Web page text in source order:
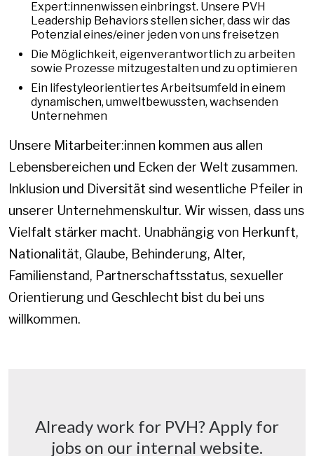
Expert:innenwissen einbringst. Unsere PVH
Leadership Behaviors stellen sicher, dass wir das
Potenzial eines/einer jeden von uns freisetzen
Die Möglichkeit, eigenverantwortlich zu arbeiten
sowie Prozesse mitzugestalten und zu optimieren
Ein lifestyleorientiertes Arbeitsumfeld in einem
dynamischen, umweltbewussten, wachsenden
Unternehmen
Unsere Mitarbeiter:innen kommen aus allen
Lebensbereichen und Ecken der Welt zusammen.
Inklusion und Diversität sind wesentliche Pfeiler in
unserer Unternehmenskultur. Wir wissen, dass uns
Vielfalt stärker macht. Unabhängig von Herkunft,
Nationalität, Glaube, Behinderung, Alter,
Familienstand, Partnerschaftsstatus, sexueller
Orientierung und Geschlecht bist du bei uns
willkommen.
Already work for PVH? Apply for
jobs on our internal website.